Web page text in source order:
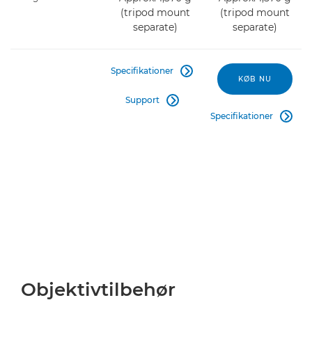
(tripod mount
separate)
(tripod mount
separate)
Specifikationer 
Support 
KØB NU
Specifikationer 
Objektivtilbehør